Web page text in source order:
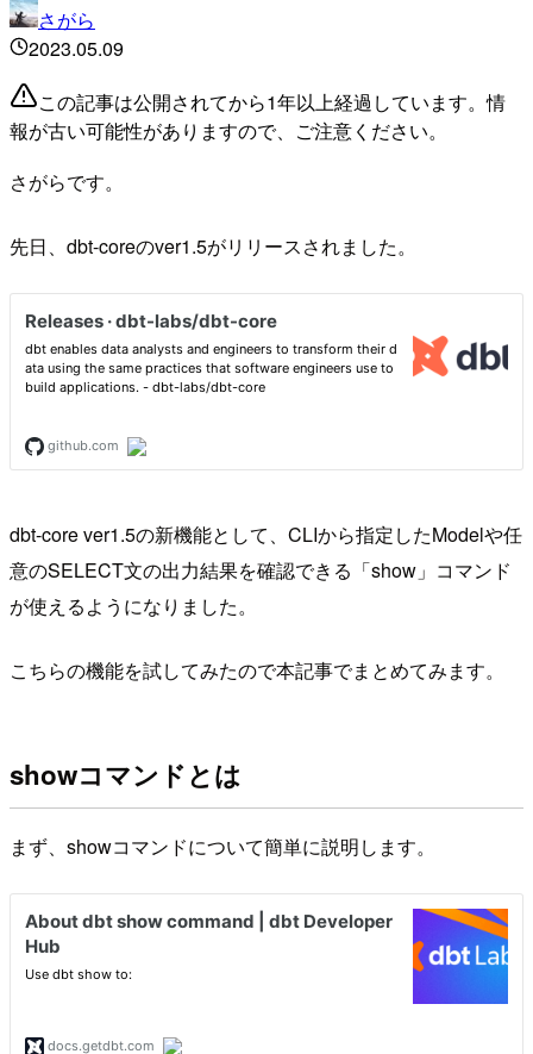
さがら
2023.05.09
この記事は公開されてから1年以上経過しています。情
報が古い可能性がありますので、ご注意ください。
さがらです。
先日、dbt-coreのver1.5がリリースされました。
dbt-core ver1.5の新機能として、CLIから指定したModelや任
意のSELECT文の出力結果を確認できる「show」コマンド
が使えるようになりました。
こちらの機能を試してみたので本記事でまとめてみます。
showコマンドとは
まず、showコマンドについて簡単に説明します。